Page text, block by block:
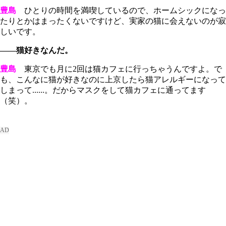
豊島 ひとりの時間を満喫しているので、ホームシックになっ
たりとかはまったくないですけど、実家の猫に会えないのが寂
しいです。
――猫好きなんだ。
豊島 東京でも月に2回は猫カフェに行っちゃうんですよ。で
も、こんなに猫が好きなのに上京したら猫アレルギーになって
しまって......。だからマスクをして猫カフェに通ってます
（笑）。